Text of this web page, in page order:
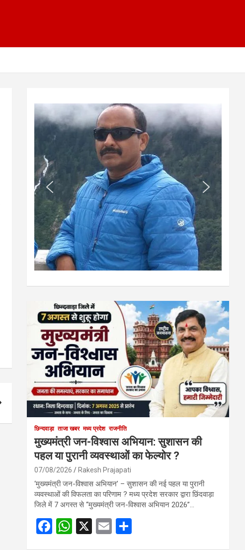
छिन्दवाड़ा ताजा खबर मध्य प्रदेश राजनीति
मुख्यमंत्री जन-विश्वास अभियान: सुशासन की
पहल या पुरानी व्यवस्थाओं का फेल्योर ?
07/08/2026 Rakesh Prajapati
‘मुख्यमंत्री जन-विश्वास अभियान’ – सुशासन की नई पहल या पुरानी
व्यवस्थाओं की विफलता का परिणाम ? मध्य प्रदेश सरकार द्वारा छिंदवाड़ा
जिले में 7 अगस्त से “मुख्यमंत्री जन-विश्वास अभियान 2026”…
F
W X
E